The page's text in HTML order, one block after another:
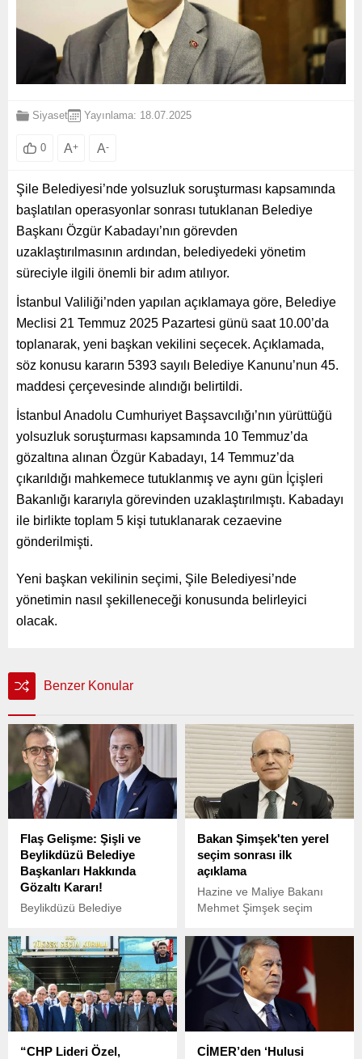
Siyaset Yayınlama: 18.07.2025
0 A+ A-
Şile Belediyesi’nde yolsuzluk soruşturması kapsamında
başlatılan operasyonlar sonrası tutuklanan Belediye
Başkanı Özgür Kabadayı’nın görevden
uzaklaştırılmasının ardından, belediyedeki yönetim
süreciyle ilgili önemli bir adım atılıyor.
İstanbul Valiliği’nden yapılan açıklamaya göre, Belediye
Meclisi 21 Temmuz 2025 Pazartesi günü saat 10.00’da
toplanarak, yeni başkan vekilini seçecek. Açıklamada,
söz konusu kararın 5393 sayılı Belediye Kanunu’nun 45.
maddesi çerçevesinde alındığı belirtildi.
İstanbul Anadolu Cumhuriyet Başsavcılığı’nın yürüttüğü
yolsuzluk soruşturması kapsamında 10 Temmuz’da
gözaltına alınan Özgür Kabadayı, 14 Temmuz’da
çıkarıldığı mahkemece tutuklanmış ve aynı gün İçişleri
Bakanlığı kararıyla görevinden uzaklaştırılmıştı. Kabadayı
ile birlikte toplam 5 kişi tutuklanarak cezaevine
gönderilmişti.
Yeni başkan vekilinin seçimi, Şile Belediyesi’nde
yönetimin nasıl şekilleneceği konusunda belirleyici
olacak.
Benzer Konular
Flaş Gelişme: Şişli ve
Beylikdüzü Belediye
Başkanları Hakkında
Gözaltı Kararı!
Beylikdüzü Belediye
Çalık ve Şişli Belediye
Başkanı Resul Emrah
Şahan hakkında gözaltı
kararı verildi. Gözaltı
kararlarının, “kent uzlaşısı”
soruşturması kapsamında
Bakan Şimşek'ten yerel
seçim sonrası ilk
açıklama
Hazine ve Maliye Bakanı
Mehmet Şimşek seçim
açıklamasında orta vadeli
programı kararlılıkla
uygulamaya devam
edeceklerini söyledi.
“CHP Lideri Özel,
CİMER’den ‘Hulusi